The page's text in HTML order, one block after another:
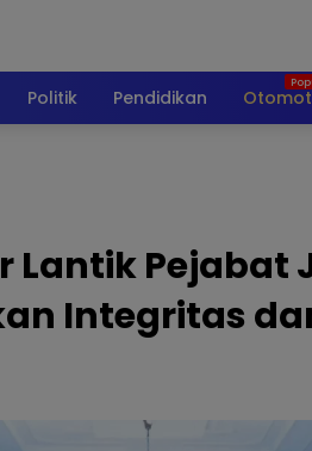
Politik Pendidikan
Lantik Pejabat
Integritas